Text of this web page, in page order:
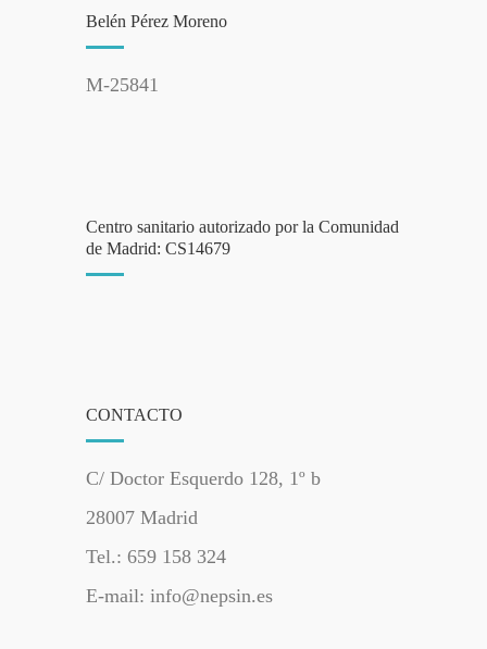
Belén Pérez Moreno
M-25841
Centro sanitario autorizado por la Comunidad
de Madrid: CS14679
CONTACTO
C/ Doctor Esquerdo 128, 1º b
28007 Madrid
Tel.: 659 158 324
E-mail: info@nepsin.es